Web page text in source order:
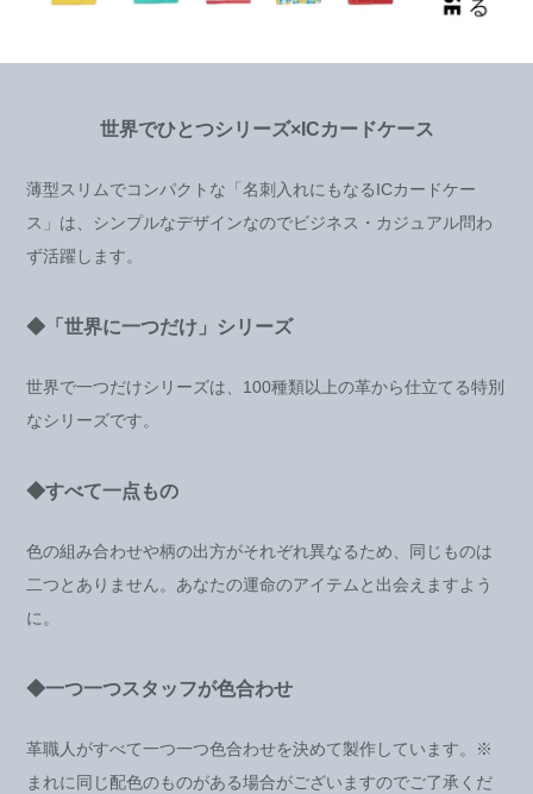
世界でひとつシリーズ×ICカードケース
薄型スリムでコンパクトな「名刺入れにもなるICカードケー
ス」は、シンプルなデザインなのでビジネス・カジュアル問わ
ず活躍します。
◆「世界に一つだけ」シリーズ
世界で一つだけシリーズは、100種類以上の革から仕立てる特別
なシリーズです。
◆すべて一点もの
色の組み合わせや柄の出方がそれぞれ異なるため、同じものは
二つとありません。あなたの運命のアイテムと出会えますよう
に。
◆一つ一つスタッフが色合わせ
革職人がすべて一つ一つ色合わせを決めて製作しています。※
まれに同じ配色のものがある場合がございますのでご了承くだ